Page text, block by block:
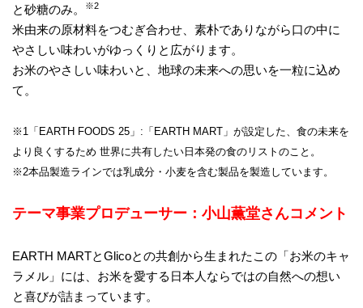
と砂糖のみ。
※2
米由来の原材料をつむぎ合わせ、素朴でありながら口の中に
やさしい味わいがゆっくりと広がります。
お米のやさしい味わいと、地球の未来への思いを一粒に込め
て。
※1「EARTH FOODS 25」:「EARTH MART」が設定した、食の未来を
より良くするため 世界に共有したい日本発の食のリストのこと。
※2本品製造ラインでは乳成分・小麦を含む製品を製造しています。
テーマ事業プロデューサー：小山薫堂さんコメント
EARTH MARTとGlicoとの共創から生まれたこの「お米のキャ
ラメル」には、お米を愛する日本人ならではの自然への想い
と喜びが詰まっています。